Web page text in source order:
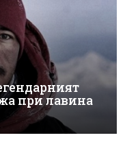
при лавина